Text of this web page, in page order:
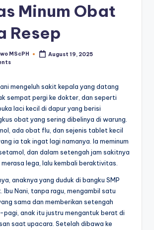
Minum Obat
Resep
MScPH
August 19, 2025
mengeluh sakit kepala yang datang
sempat pergi ke dokter, dan seperti
laci kecil di dapur yang berisi
obat yang sering dibelinya di warung.
ada obat flu, dan sejenis tablet kecil
ia tak ingat lagi namanya. Ia meminum
dan dalam setengah jam sakitnya
merasa lega, lalu kembali beraktivitas.
anaknya yang duduk di bangku SMP
Ibu Nani, tanpa ragu, mengambil satu
sama dan memberikan setengah
pagi, anak itu justru mengantuk berat di
saat upacara. Setelah dibawa ke